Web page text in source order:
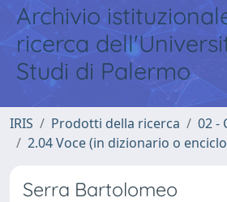
Archivio
ricerca
Studi di Palermo
IRIS Prodotti della ricerca
02 -
2.04 Voce (in dizionario o
Serra Bartolomeo